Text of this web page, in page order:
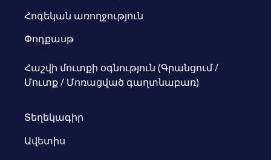
Հոգեկան առողջություն
Փոդքասթ
Հաշվի մուտքի օգնություն (Գրանցում /
Մուտք / Մոռացված գաղտնաբառ)
Տեղեկագիր
Ավետիս